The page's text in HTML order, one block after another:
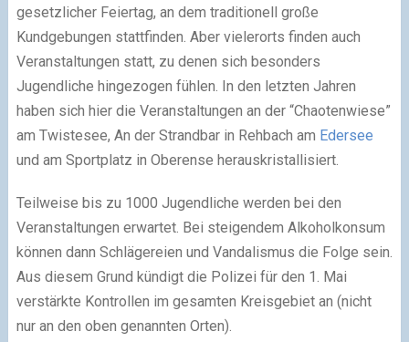
gesetzlicher Feiertag, an dem traditionell große
Kundgebungen stattfinden. Aber vielerorts finden auch
Veranstaltungen statt, zu denen sich besonders
Jugendliche hingezogen fühlen. In den letzten Jahren
haben sich hier die Veranstaltungen an der “Chaotenwiese”
am Twistesee, An der Strandbar in Rehbach am Edersee
und am Sportplatz in Oberense herauskristallisiert.
Teilweise bis zu 1000 Jugendliche werden bei den
Veranstaltungen erwartet. Bei steigendem Alkoholkonsum
können dann Schlägereien und Vandalismus die Folge sein.
Aus diesem Grund kündigt die Polizei für den 1. Mai
verstärkte Kontrollen im gesamten Kreisgebiet an (nicht
nur an den oben genannten Orten).